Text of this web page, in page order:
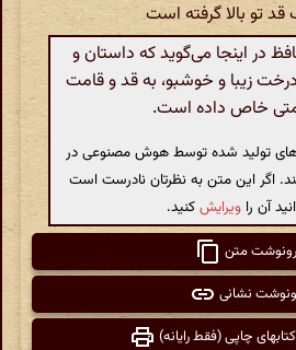
تو بالا گرفته است
در اینجا می‌گوید که داستان و
زیبا و خوشبو، به قد و قامت
خاص داده است.
تولید شده توسط هوش مصنوعی در
اگر این متن به نظرتان نادرست است
آن را ویرایشکنید.
رونوشت متن
نشانی
چاپی (فقط رایانه)